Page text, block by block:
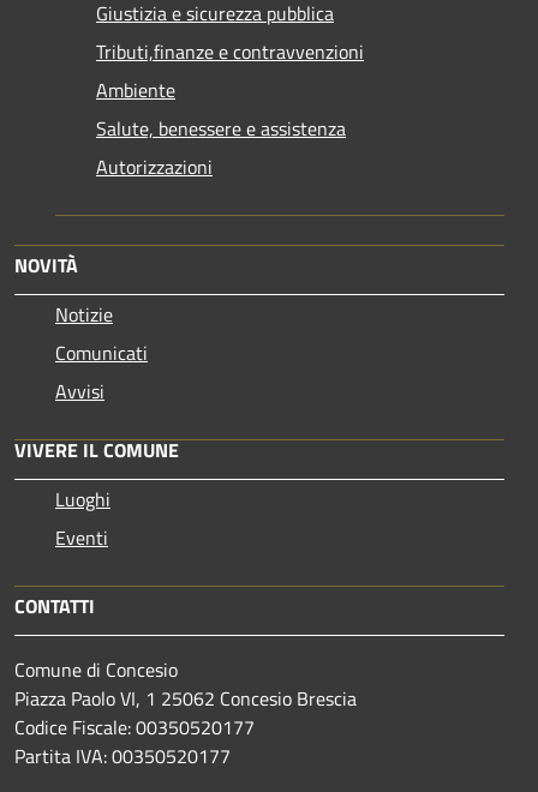
Giustizia e sicurezza pubblica
Tributi,finanze e contravvenzioni
Ambiente
Salute, benessere e assistenza
Autorizzazioni
NOVITÀ
Notizie
Comunicati
Avvisi
VIVERE IL COMUNE
Luoghi
Eventi
CONTATTI
Comune di Concesio
Piazza Paolo VI, 1 25062 Concesio Brescia
Codice Fiscale: 00350520177
Partita IVA: 00350520177